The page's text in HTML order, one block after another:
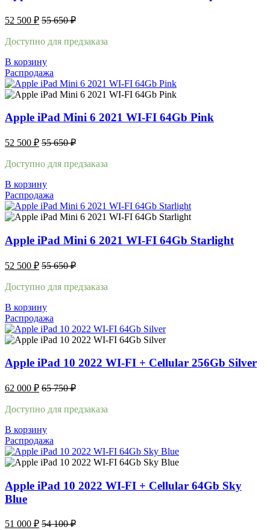
52 500 ₽ 55 650₽
Доступно для предзаказа
В корзину
Распродажа
Apple iPad Mini 6 2021 WI-FI 64Gb Pink
52 500 ₽ 55 650₽
Доступно для предзаказа
В корзину
Распродажа
Apple iPad Mini 6 2021 WI-FI 64Gb Starlight
52 500 ₽ 55 650₽
Доступно для предзаказа
В корзину
Распродажа
Apple iPad 10 2022 WI-FI + Cellular 256Gb Silver
62 000 ₽ 65 750₽
Доступно для предзаказа
В корзину
Распродажа
Apple iPad 10 2022 WI-FI + Cellular 64Gb Sky
Blue
51 000 ₽ 54 100₽